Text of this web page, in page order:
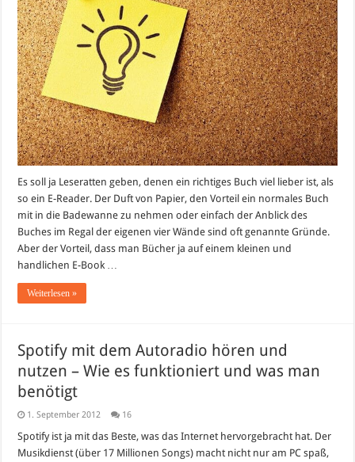
Es soll ja Leseratten geben, denen ein richtiges Buch viel lieber ist, als
so ein E-Reader. Der Duft von Papier, den Vorteil ein normales Buch
mit in die Badewanne zu nehmen oder einfach der Anblick des
Buches im Regal der eigenen vier Wände sind oft genannte Gründe.
Aber der Vorteil, dass man Bücher ja auf einem kleinen und
handlichen E-Book …
Weiterlesen »
Spotify mit dem Autoradio hören und
nutzen – Wie es funktioniert und was man
benötigt
1. September 2012 16
Spotify ist ja mit das Beste, was das Internet hervorgebracht hat. Der
Musikdienst (über 17 Millionen Songs) macht nicht nur am PC spaß,